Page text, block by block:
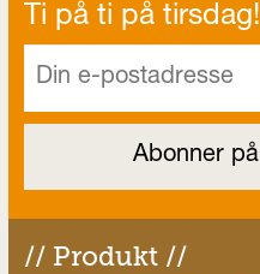
Ti på ti på tirsdag!
// Produkt //